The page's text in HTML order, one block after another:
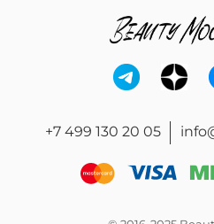
+7 499 130 20 05